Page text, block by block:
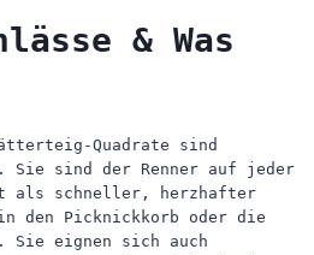
& Was
Quadrate sind
sind der Renner auf jeder
als schneller, herzhafter
den Picknickkorb oder die
Sie eignen sich auch